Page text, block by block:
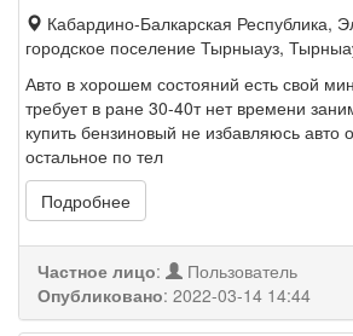
Кабардино-Балкарская Республика,
городское поселение Тырныауз,
Авто в хорошем состояний есть свой
требует в ране 30-40т нет времени
купить бензиновый не избавляюсь авто
остальное по тел
Подробнее
Частное лицо:
Пользователь
Опубликовано: 2022-03-14 14:44